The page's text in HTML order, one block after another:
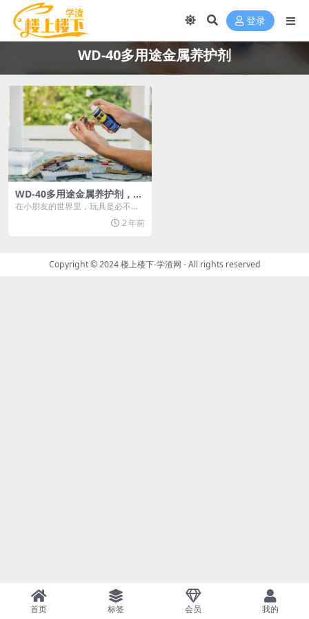
登录
WD-40多用途金属养护剂
WD-40多用途金属养护剂，丰
富了童年
在小朋友的世界里，玩具是必不可
少的陪伴之物，而这些玩具在使用
2 年前
Copyright © 2024楼上楼下-学渣网 - All rights reserved
首页 标签 会员 我的